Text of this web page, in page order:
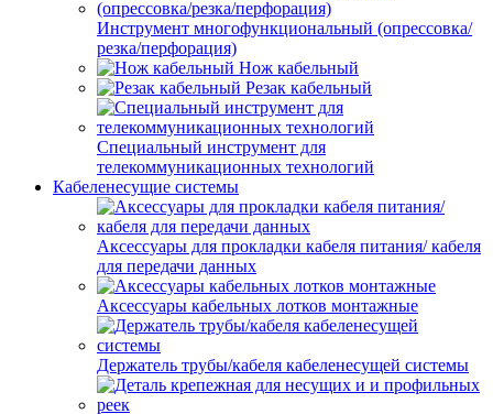
Инструмент многофункциональный (опрессовка/
резка/перфорация)
Нож кабельный
Резак кабельный
Специальный инструмент для
телекоммуникационных технологий
Кабеленесущие системы
Аксессуары для прокладки кабеля питания/ кабеля
для передачи данных
Аксессуары кабельных лотков монтажные
Держатель трубы/кабеля кабеленесущей системы